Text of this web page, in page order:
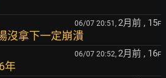
06/07 20:51, 2月前 , 15F
沒拿下一定崩潰
06/07 20:52, 2月前 , 16F
年